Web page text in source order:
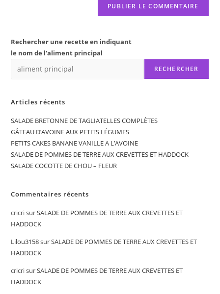
Rechercher une recette en indiquant
le nom de l'aliment principal
RECHERCHER
Articles récents
SALADE BRETONNE DE TAGLIATELLES COMPLÈTES
GÂTEAU D’AVOINE AUX PETITS LÉGUMES
PETITS CAKES BANANE VANILLE A L’AVOINE
SALADE DE POMMES DE TERRE AUX CREVETTES ET HADDOCK
SALADE COCOTTE DE CHOU – FLEUR
Commentaires récents
cricrisurSALADE DE POMMES DE TERRE AUX CREVETTES ET
HADDOCK
Lilou3158surSALADE DE POMMES DE TERRE AUX CREVETTES ET
HADDOCK
cricrisurSALADE DE POMMES DE TERRE AUX CREVETTES ET
HADDOCK